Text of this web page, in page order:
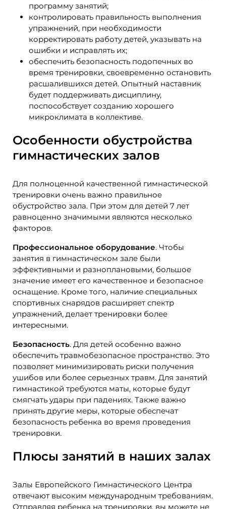
программу занятий;
контролировать правильность выполнения
упражнений, при необходимости
корректировать работу детей, указывать на
ошибки и исправлять их;
обеспечить безопасность подопечных во
время тренировки, своевременно остановить
расшалившихся детей. Опытный наставник
будет поддерживать дисциплину,
поспособствует созданию хорошего
микроклимата в коллективе.
Особенности обустройства
гимнастических залов
Для полноценной качественной гимнастической
тренировки очень важно правильное
обустройство зала. При этом для детей 7 лет
равноценно значимыми являются несколько
факторов.
Профессиональное оборудование. Чтобы
занятия в гимнастическом зале были
эффективными и разноплановыми, большое
значение имеет его качественное и безопасное
оснащение. Кроме того, наличие специальных
спортивных снарядов расширяет спектр
упражнений, делает тренировки более
интересными.
Безопасность. Для детей особенно важно
обеспечить травмобезопасное пространство. Это
позволяет минимизировать риски получения
ушибов или более серьезных травм. Для занятий
гимнастикой требуются маты, которые будут
смягчать удары при падениях. Также важно
принять другие меры, которые обеспечат
безопасность ребенка во время проведения
тренировки.
Плюсы занятий в наших залах
Залы Европейского Гимнастического Центра
отвечают высоким международным требованиям.
Отправляя ребенка на тренировки, вы можете не